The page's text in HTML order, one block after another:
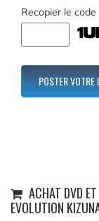
Recopier le code
ACHAT DVD
EVOLUTION